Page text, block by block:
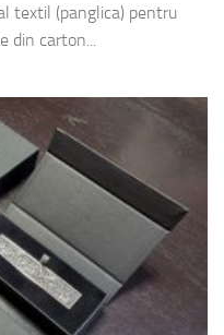
textil (panglica) pentru
carton...